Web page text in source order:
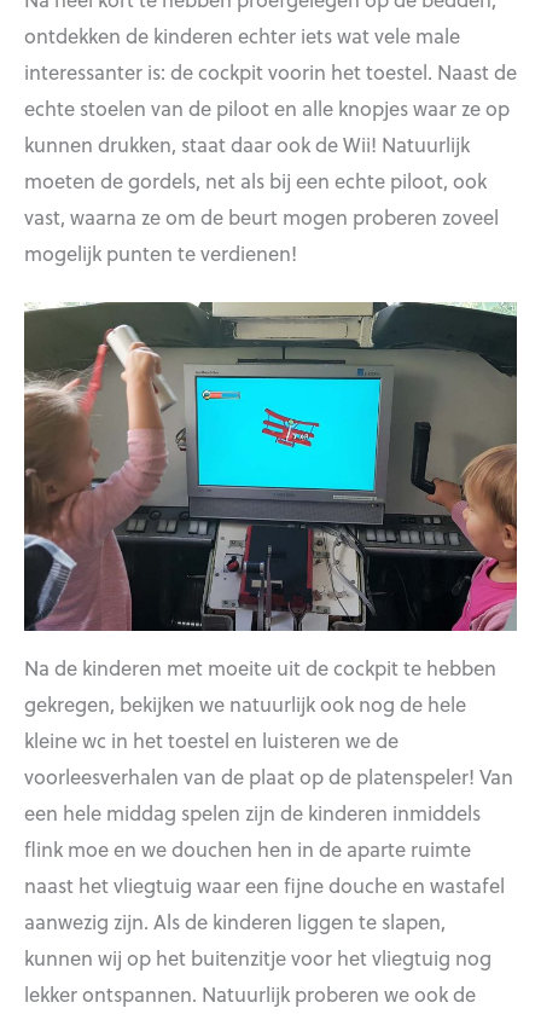
ontdekken de kinderen echter iets wat vele male
interessanter is: de cockpit voorin het toestel. Naast de
echte stoelen van de piloot en alle knopjes waar ze op
kunnen drukken, staat daar ook de Wii! Natuurlijk
moeten de gordels, net als bij een echte piloot, ook
vast, waarna ze om de beurt mogen proberen zoveel
mogelijk punten te verdienen!
Na de kinderen met moeite uit de cockpit te hebben
gekregen, bekijken we natuurlijk ook nog de hele
kleine wc in het toestel en luisteren we de
voorleesverhalen van de plaat op de platenspeler! Van
een hele middag spelen zijn de kinderen inmiddels
flink moe en we douchen hen in de aparte ruimte
naast het vliegtuig waar een fijne douche en wastafel
aanwezig zijn. Als de kinderen liggen te slapen,
kunnen wij op het buitenzitje voor het vliegtuig nog
lekker ontspannen. Natuurlijk proberen we ook de